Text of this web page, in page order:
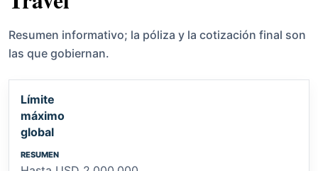
Resumen informativo; la póliza y la cotización final son
las que gobiernan.
Límite
máximo
global